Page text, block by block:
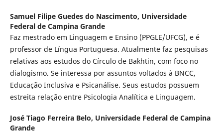
Samuel Filipe Guedes do Nascimento, Universidade
Federal de Campina Grande
Faz mestrado em Linguagem e Ensino (PPGLE/UFCG), e é
professor de Língua Portuguesa. Atualmente faz pesquisas
relativas aos estudos do Círculo de Bakhtin, com foco no
dialogismo. Se interessa por assuntos voltados à BNCC,
Educação Inclusiva e Psicanálise. Seus estudos possuem
estreita relação entre Psicologia Analítica e Linguagem.
José Tiago Ferreira Belo, Universidade Federal de Campina
Grande